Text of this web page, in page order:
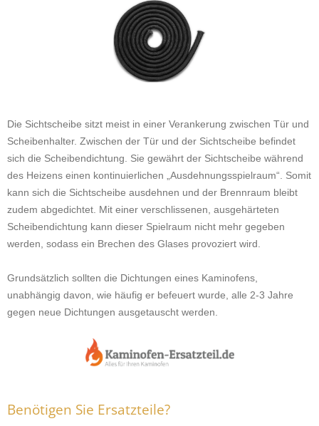
Die Sichtscheibe sitzt meist in einer Verankerung zwischen Tür und
Scheibenhalter. Zwischen der Tür und der Sichtscheibe befindet
sich die Scheibendichtung. Sie gewährt der Sichtscheibe während
des Heizens einen kontinuierlichen „Ausdehnungsspielraum“. Somit
kann sich die Sichtscheibe ausdehnen und der Brennraum bleibt
zudem abgedichtet. Mit einer verschlissenen, ausgehärteten
Scheibendichtung kann dieser Spielraum nicht mehr gegeben
werden, sodass ein Brechen des Glases provoziert wird.
Grundsätzlich sollten die Dichtungen eines Kaminofens,
unabhängig davon, wie häufig er befeuert wurde, alle 2-3 Jahre
gegen neue Dichtungen ausgetauscht werden.
Benötigen Sie Ersatzteile?